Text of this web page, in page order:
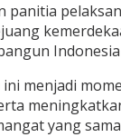
menjadi
yang